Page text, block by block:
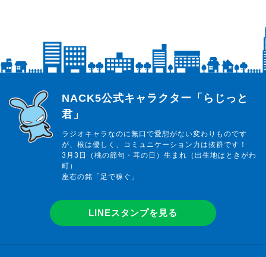
らじっと君
NACK5公式キャラクター「らじっと
君」
ラジオキャラなのに無口で愛想がない変わりものです
が、根は優しく、コミュニケーション力は抜群です！
3月3日（桃の節句・耳の日）生まれ（出生地はときがわ
町）
座右の銘「足で稼ぐ」
LINEスタンプを見る